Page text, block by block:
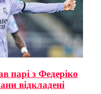
парі з Федеріко
відкладені